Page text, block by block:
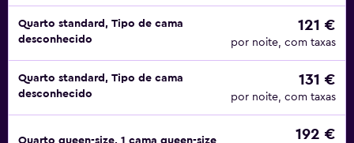
Quarto standard, Tipo de cama
desconhecido
121 €
por noite, com taxas
Quarto standard, Tipo de cama
desconhecido
131 €
por noite, com taxas
Quarto queen-size, 1 cama queen-size 192 €